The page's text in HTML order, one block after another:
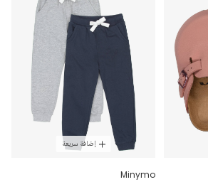
إضافة سريعة
Minymo